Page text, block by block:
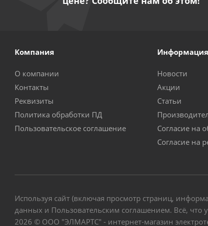
Компания
О компании
Контакты
Реквизиты
Политика обработки ПД
Пользовательское соглашение
Информация
Новости
Акции
Статьи
Согласие на
Согласие на
Используя сайт (включая просмотр страниц,
данных и Пользовательским соглашением. Всё,
2026 © ООО "ЭЛМАРТС" - интернет-магазин